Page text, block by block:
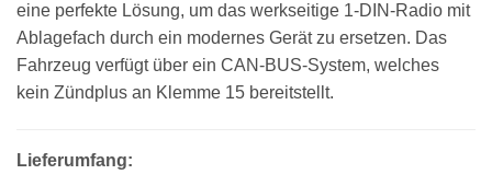
eine perfekte Lösung, um das werkseitige 1-DIN-Radio mit
Ablagefach durch ein modernes Gerät zu ersetzen. Das
Fahrzeug verfügt über ein CAN-BUS-System, welches
kein Zündplus an Klemme 15 bereitstellt.
Lieferumfang: